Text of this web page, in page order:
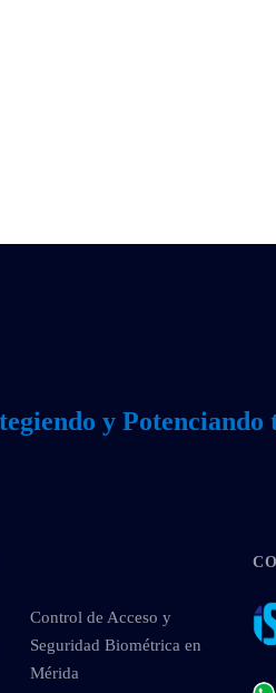
y
Control de Acceso y
Seguridad Biométrica en
Mérida